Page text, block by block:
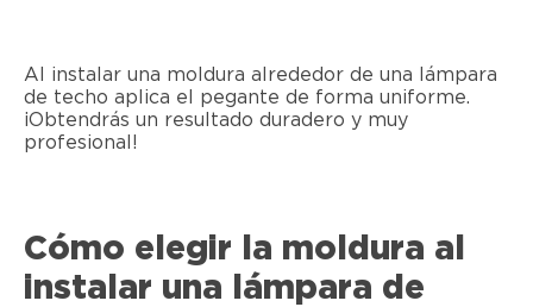
Al instalar una moldura alrededor de una lámpara
de techo aplica el pegante de forma uniforme.
¡Obtendrás un resultado duradero y muy
profesional!
Cómo elegir la moldura al
instalar una lámpara de